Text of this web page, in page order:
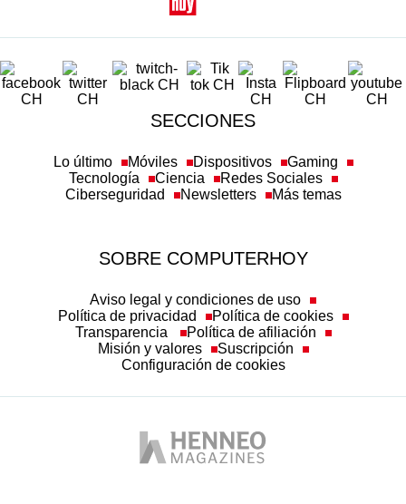
SECCIONES
Lo último Móviles Dispositivos
Gaming
Tecnología
Ciencia
Redes Sociales
Ciberseguridad
Newsletters Más temas
SOBRE COMPUTERHOY
Aviso legal y condiciones de uso
Política de privacidad
Política de cookies
Transparencia
Política de afiliación
Misión y valores
Suscripción
Configuración de cookies